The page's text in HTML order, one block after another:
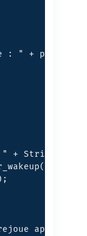
: " + payload);
+
apres